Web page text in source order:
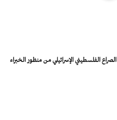
الصراع الفلسطيني الإسرائيلي من منظور الخبراء